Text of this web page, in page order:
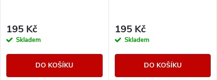
195 Kč
Skladem
DO KOŠÍKU
195 Kč
Skladem
DO KOŠÍKU